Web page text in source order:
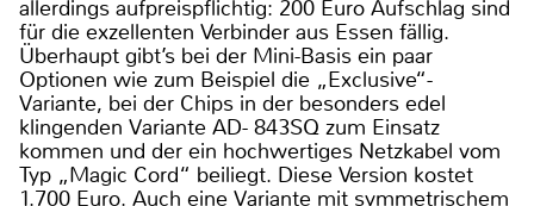
allerdings aufpreispflichtig: 200 Euro Aufschlag sind
für die exzellenten Verbinder aus Essen fällig.
Überhaupt gibt’s bei der Mini-Basis ein paar
Optionen wie zum Beispiel die „Exclusive“-
Variante, bei der Chips in der besonders edel
klingenden Variante AD- 843SQ zum Einsatz
kommen und der ein hochwertiges Netzkabel vom
Typ „Magic Cord“ beiliegt. Diese Version kostet
1.700 Euro. Auch eine Variante mit symmetrischem